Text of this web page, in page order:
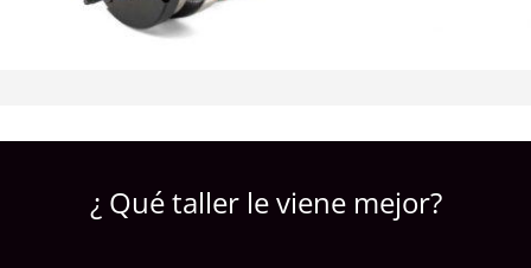
¿ Qué taller le viene mejor?